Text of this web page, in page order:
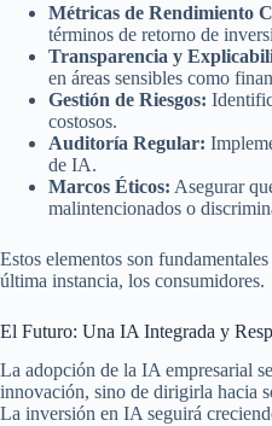
Métricas de Rendimiento
términos de retorno de
Transparencia y
en áreas sensibles como
Gestión de Riesgos:
costosos.
Auditoría Regular:
de IA.
Marcos Éticos: Asegurar
malintencionados o
Estos elementos son
última instancia, los consumidores.
El Futuro: Una IA Integrada y
La adopción de la IA empresarial
innovación, sino de dirigirla hacia
La inversión en IA seguirá